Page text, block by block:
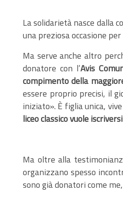
La solidarietà nasce dalla
una preziosa occasione
Ma serve anche altro
donatore con l’Avis
compimento della
essere proprio precisi, il
iniziato». È figlia unica,
liceo classico vuole
Ma oltre alla
organizzano spesso
sono già donatori come